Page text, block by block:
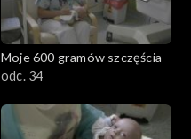
Moje 600 gramów szczęścia
odc. 34